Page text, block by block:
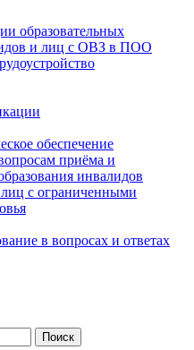
образовательных
и лиц с ОВЗ в ПОО
обеспечение
приёма и
инвалидов
лиц с ограниченными
в вопросах и ответах